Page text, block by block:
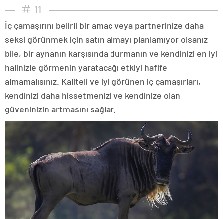
11
İç çamaşırını belirli bir amaç veya partnerinize daha
seksi görünmek için satın almayı planlamıyor olsanız
bile, bir aynanın karşısında durmanın ve kendinizi en iyi
halinizle görmenin yaratacağı etkiyi hafife
almamalısınız. Kaliteli ve iyi görünen iç çamaşırları,
kendinizi daha hissetmenizi ve kendinize olan
güveninizin artmasını sağlar.